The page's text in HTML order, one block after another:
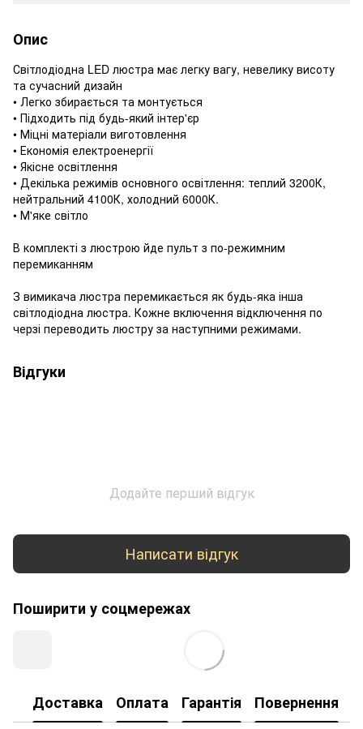
Опис
Світлодіодна LED люстра має легку вагу, невелику висоту
та сучасний дизайн
• Легко збирається та монтується
• Підходить під будь-який інтер'єр
• Міцні матеріали виготовлення
• Економія електроенергії
• Якісне освітлення
• Декілька режимів основного освітлення: теплий 3200К,
нейтральний 4100К, холодний 6000К.
• М'яке світло
В комплекті з люстрою йде пульт з по-режимним
перемиканням
З вимикача люстра перемикається як будь-яка інша
світлодіодна люстра. Кожне включення відключення по
черзі переводить люстру за наступними режимами.
Відгуки
Додайте перший відгук
Написати відгук
Поширити у соцмережах
Доставка Оплата Гарантія Повернення